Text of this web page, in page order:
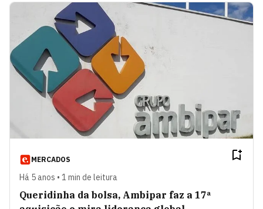
MERCADOS
Há 5 anos • 1 min de leitura
Queridinha da bolsa, Ambipar faz a 17ª